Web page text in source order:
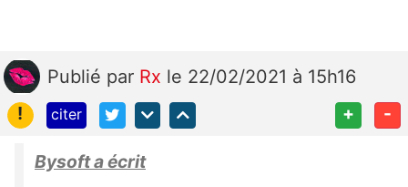
Publié par Rx le 22/02/2021 à 15h16
!
citer + -
Bysoft a écrit